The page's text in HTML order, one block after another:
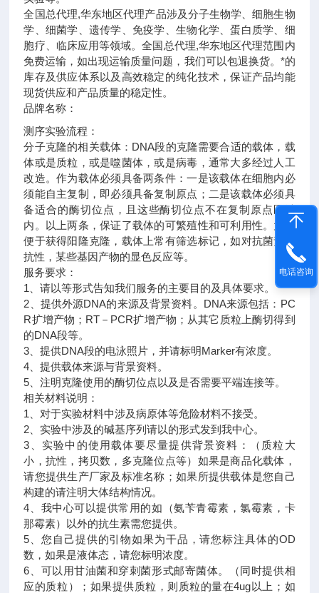
全国总代理,华东地区代理产品涉及分子生物学、细胞生物
学、细菌学、遗传学、免疫学、生物化学、蛋白质学、细
胞疗、临床应用等领域。全国总代理,华东地区代理范围内
免费运输，如出现运输质量问题，我们可以包退换货。 *的
库存及供应体系以及高效稳定的纯化技术，保证产品均能
现货供应和产品质量的稳定性。
品牌名称：
测序实验流程：
分子克隆的相关载体：DNA段的克隆需要合适的载体，载
体或是质粒，或是噬菌体，或是病毒，通常大多经过人工
改造。作为载体必须具备两条件：一是该载体在细胞内必
须能自主复制，即必须具备复制原点；二是该载体必须具
备适合的酶切位点，且这些酶切位点不在复制原点区域
内。以上两条，保证了载体的可繁殖性和可利用性。为了
便于获得阳隆克隆，载体上常有筛选标记，如对抗菌素的
抗性，某些基因产物的显色反应等。
服务要求：
1、请以等形式告知我们服务的主要目的及具体要求。
2、提供外源DNA的来源及背景资料。DNA来源包括：PC
R扩增产物；RT－PCR扩增产物；从其它质粒上酶切得到
的DNA段等。
3、提供DNA段的电泳照片，并请标明Marker有浓度。
4、提供载体来源与背景资料。
5、注明克隆使用的酶切位点以及是否需要平端连接等。
相关材料说明：
1、对于实验材料中涉及病原体等危险材料不接受。
2、实验中涉及的碱基序列请以的形式发到我中心。
3、实验中的使用载体要尽量提供背景资料：（质粒大
小，抗性，拷贝数，多克隆位点等）如果是商品化载体，
请您提供生产厂家及标准名称；如果所提供载体是您自己
构建的请注明大体结构情况。
4、我中心可以提供常用的如（氨苄青霉素，氯霉素，卡
那霉素）以外的抗生素需您提供。
5、您自己提供的引物如果为干品，请您标注具体的OD
数，如果是液体态，请您标明浓度。
6、可以用甘油菌和穿刺菌形式邮寄菌体。（同时提供相
应的质粒）；如果提供质粒，则质粒的量在4ug以上；如
电话咨询